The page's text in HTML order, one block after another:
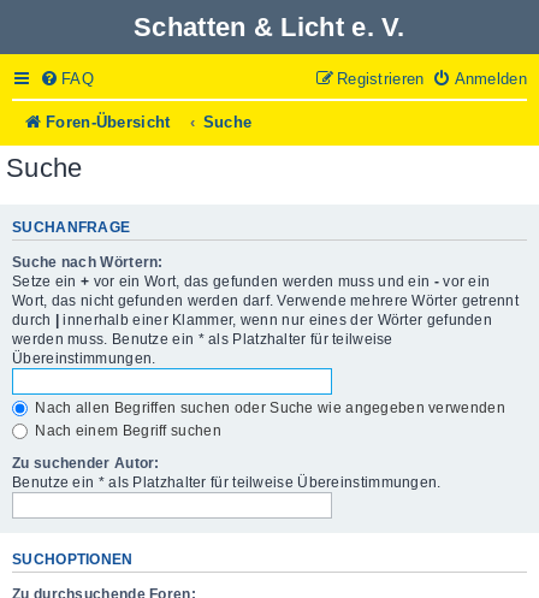
Schatten & Licht e. V.
FAQ Anmelden
Registrieren
Foren-Übersicht Suche
Suche
SUCHANFRAGE
Suche nach Wörtern:
Setze ein + vor ein Wort, das gefunden werden muss und ein -vor ein
Wort, das nicht gefunden werden darf. Verwende mehrere Wörter getrennt
durch | innerhalb einer Klammer, wenn nur eines der Wörter gefunden
werden muss. Benutze ein * als Platzhalter für teilweise
Übereinstimmungen.
Nach allen Begriffen suchen oder Suche wie angegeben verwenden
Nach einem Begriff suchen
Zu suchender Autor:
Benutze ein * als Platzhalter für teilweise Übereinstimmungen.
SUCHOPTIONEN
Zu durchsuchende Foren: